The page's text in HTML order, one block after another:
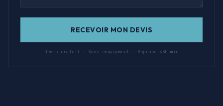
RECEVOIR MON DEVIS
Devis gratuit · Sans engagement · Réponse <30 min